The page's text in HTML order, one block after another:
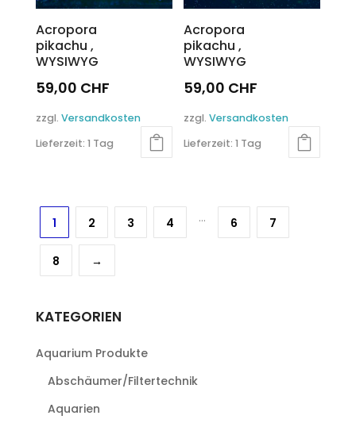
Acropora
pikachu ,
WYSIWYG
59,00 CHF
zzgl. Versandkosten
Lieferzeit: 1 Tag
Acropora
pikachu ,
WYSIWYG
59,00 CHF
zzgl.Versandkosten
Lieferzeit:1 Tag
1 2 3 4 … 6 7
8 →
KATEGORIEN
Aquarium Produkte
Abschäumer/Filtertechnik
Aquarien